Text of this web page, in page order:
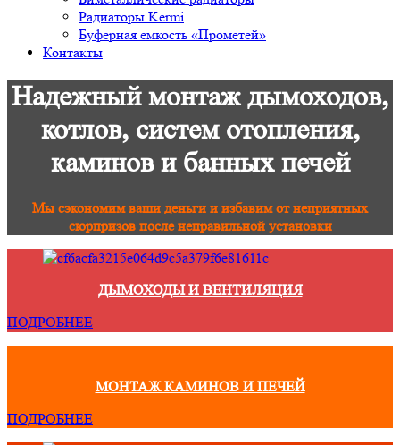
Радиаторы Kermi
Буферная емкость «Прометей»
Контакты
Надежный монтаж дымоходов,
котлов, систем отопления,
каминов и банных печей
Мы сэкономим ваши деньги и избавим от неприятных
сюрпризов после неправильной установки
ДЫМОХОДЫ И ВЕНТИЛЯЦИЯ
ПОДРОБНЕЕ
МОНТАЖ КАМИНОВ И ПЕЧЕЙ
ПОДРОБНЕЕ